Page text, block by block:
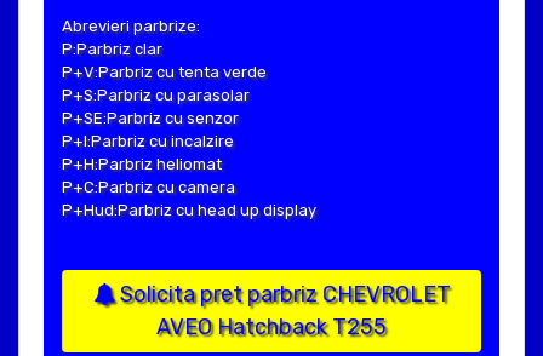
Abrevieri parbrize:
P:Parbriz clar
P+V:Parbriz cu tenta verde
P+S:Parbriz cu parasolar
P+SE:Parbriz cu senzor
P+I:Parbriz cu incalzire
P+H:Parbriz heliomat
P+C:Parbriz cu camera
P+Hud:Parbriz cu head up display
Solicita pret parbriz CHEVROLET
AVEO Hatchback T255